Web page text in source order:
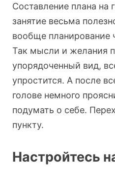
Составление плана на
занятие весьма
вообще планирование
Так мысли и желания
упорядоченный вид,
упростится. А после
голове немного
подумать о себе.
пункту.
Настройтесь